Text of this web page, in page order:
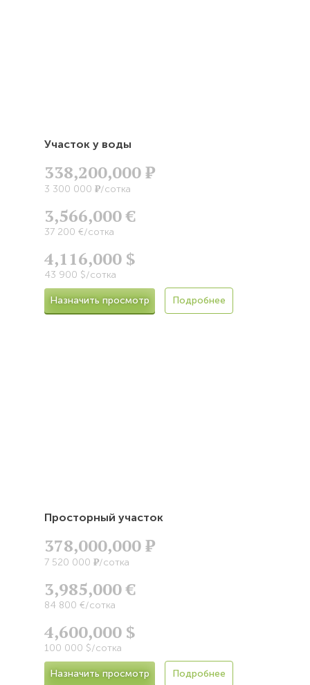
Участок у воды
338,200,000Р
3 300 000 Р/сотка
3,566,000 €
37 200 €/сотка
4,116,000 $
43 900 $/сотка
Назначить просмотр Подробнее
Просторный участок
378,000,000Р
7 520 000 Р/сотка
3,985,000 €
84 800 €/сотка
4,600,000 $
100 000 $/сотка
Назначить просмотр Подробнее